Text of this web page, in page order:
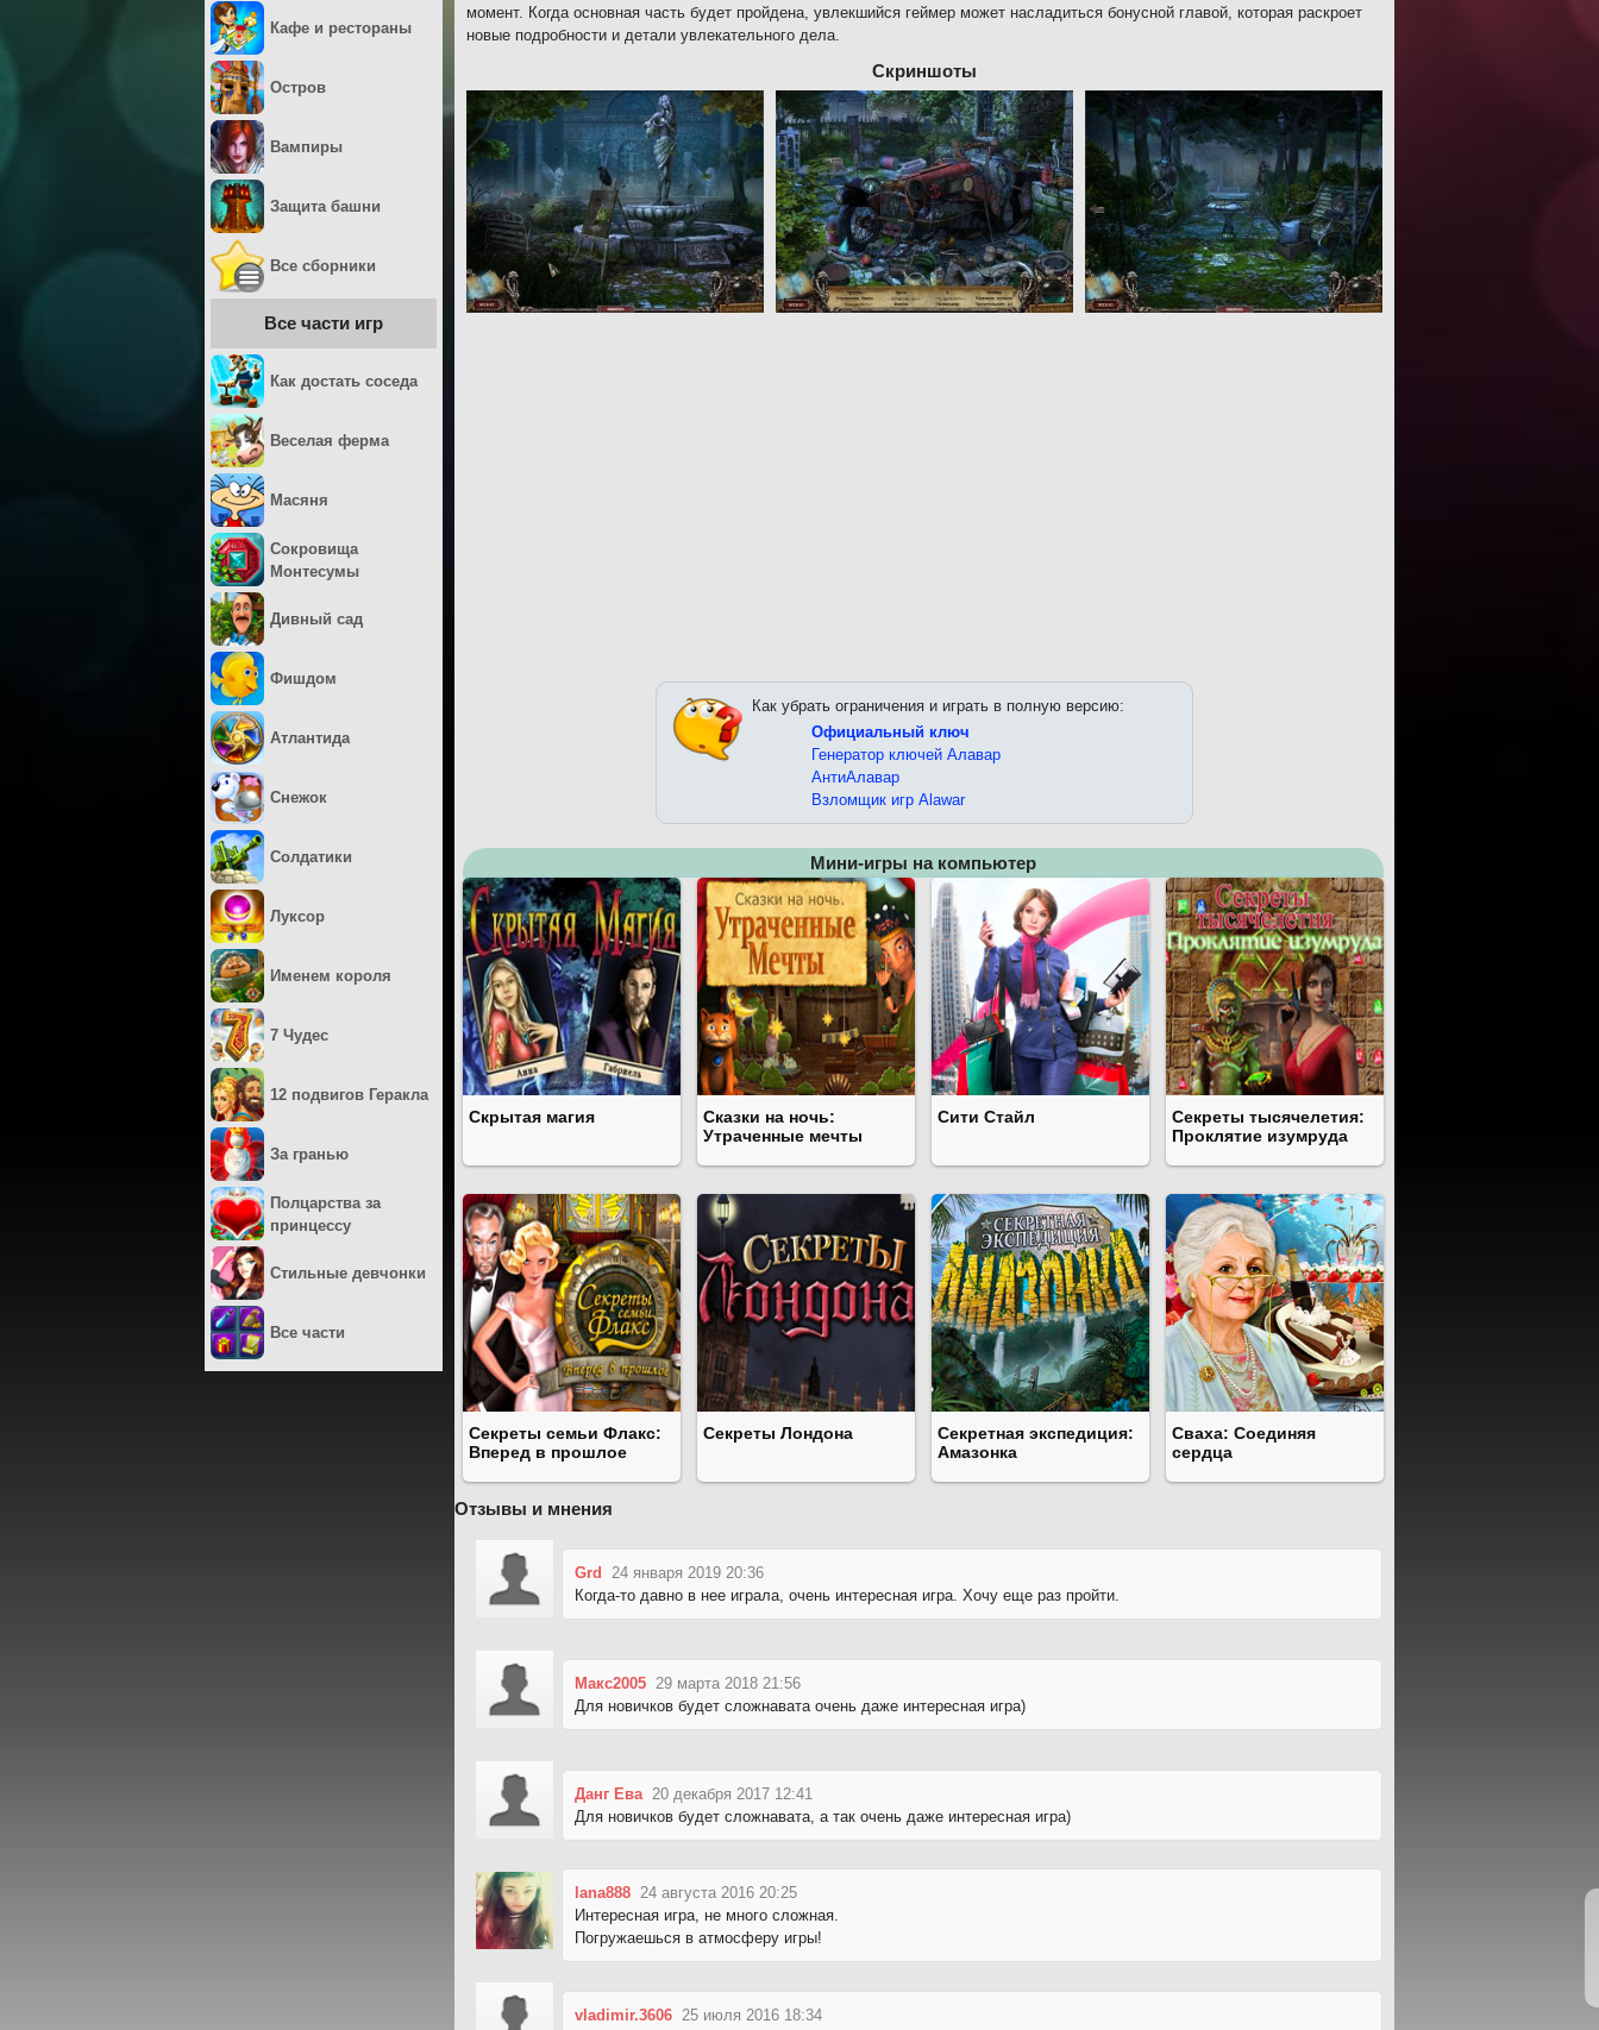
момент. Когда основная часть будет пройдена, увлекшийся геймер может насладиться бонусной главой, которая раскроет
новые подробности и детали увлекательного дела.
Скриншоты
Как убрать ограничения и играть в полную версию:
Официальный ключ
Генератор ключей Алавар
АнтиАлавар
Взломщик игр Alawar
Мини-игры на компьютер
Скрытая магия
Сказки на ночь:
Утраченные мечты
Сити Стайл
Секреты тысячелетия:
Проклятие изумруда
Секреты семьи Флакс:
Вперед в прошлое
Секреты Лондона
Секретная экспедиция:
Амазонка
Сваха: Соединяя
сердца
Отзывы и мнения
Grd
24 января 2019 20:36
Когда-то давно в нее играла, очень интересная игра. Хочу еще раз пройти.
Макс2005 29 марта 2018 21:56
Для новичков будет сложнавата очень даже интересная игра)
Данг Ева 20 декабря 2017 12:41
Для новичков будет сложнавата, а так очень даже интересная игра)
lana888 24 августа 2016 20:25
Интересная игра, не много сложная.
Погружаешься в атмосферу игры!
vladimir.3606 25 июля 2016 18:34
Кафе и рестораны
Остров
Вампиры
Защита башни
Все сборники
Все части игр
Как достать соседа
Веселая ферма
Масяня
Сокровища
Монтесумы
Дивный сад
Фишдом
Атлантида
Снежок
Солдатики
Луксор
Именем короля
7 Чудес
12 подвигов Геракла
За гранью
Полцарства за
принцессу
Стильные девчонки
Все части